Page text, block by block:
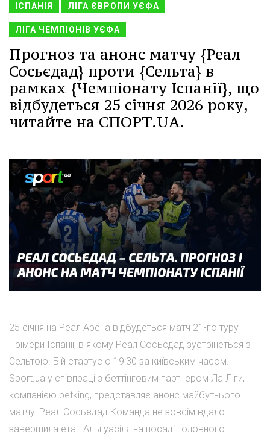
ІСПАНІЯ ЛІГА ЄВРОПИ УЄФА
ЛІГА ЧЕМПІОНІВ УЄФА
Прогноз та анонс матчу {Реал
Сосьєдад} проти {Сельта} в
рамках {Чемпіонату Іспанії}, що
відбудеться 25 січня 2026 року,
читайте на СПОРТ.UA.
25 січня на Реал Арена відбудеться матч 21-го туру
Прімери Іспанії, в якому Реал Сосьєдад зустрінеться з
Сельтою. Бій стартує о 19:30 за київським часом.
Sport.ua у співпраці з беттінговим партнером Ла Ліги,
компанією betking, представляє анонс майбутнього
матчу! Реал Сосьєдад Команда не зовсім вдало
завершила етап Альгуасіля на посаді головного